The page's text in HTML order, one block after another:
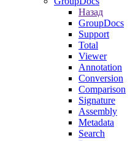
Назад
GroupDocs
Support
Total
Viewer
Annotation
Conversion
Comparison
Signature
Assembly
Metadata
Search